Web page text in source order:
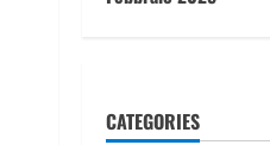
CATEGORIES